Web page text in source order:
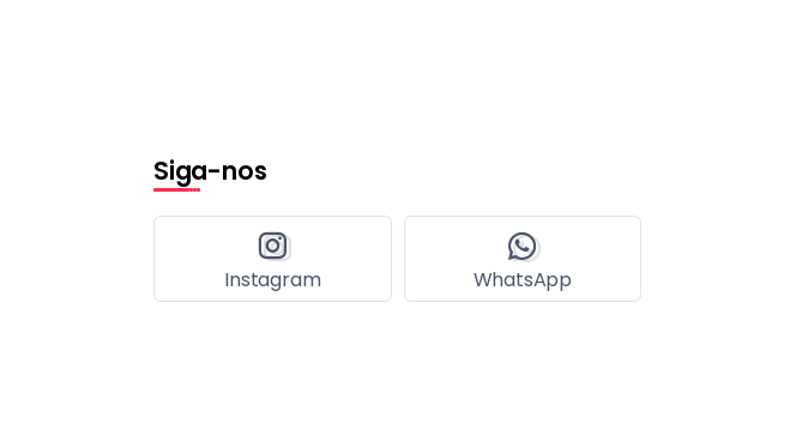
Siga-nos
Instagram WhatsApp